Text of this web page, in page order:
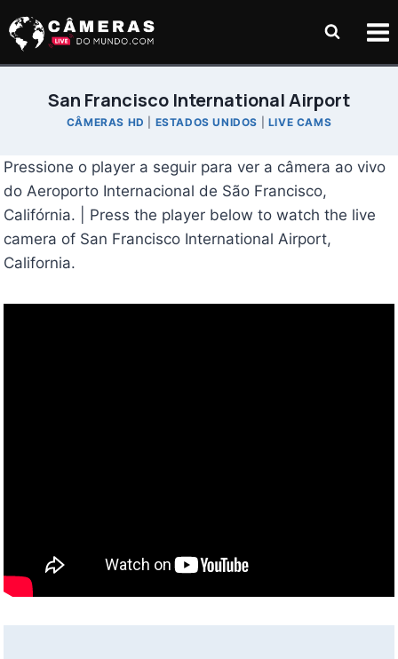
para
San Francisco International Airport
CÂMERAS HD ESTADOS UNIDOS LIVE CAMS
Pressione o player a seguir para ver a câmera ao vivo
do Aeroporto Internacional de São Francisco,
Califórnia. | Press the player below to watch the live
camera of San Francisco International Airport,
California.